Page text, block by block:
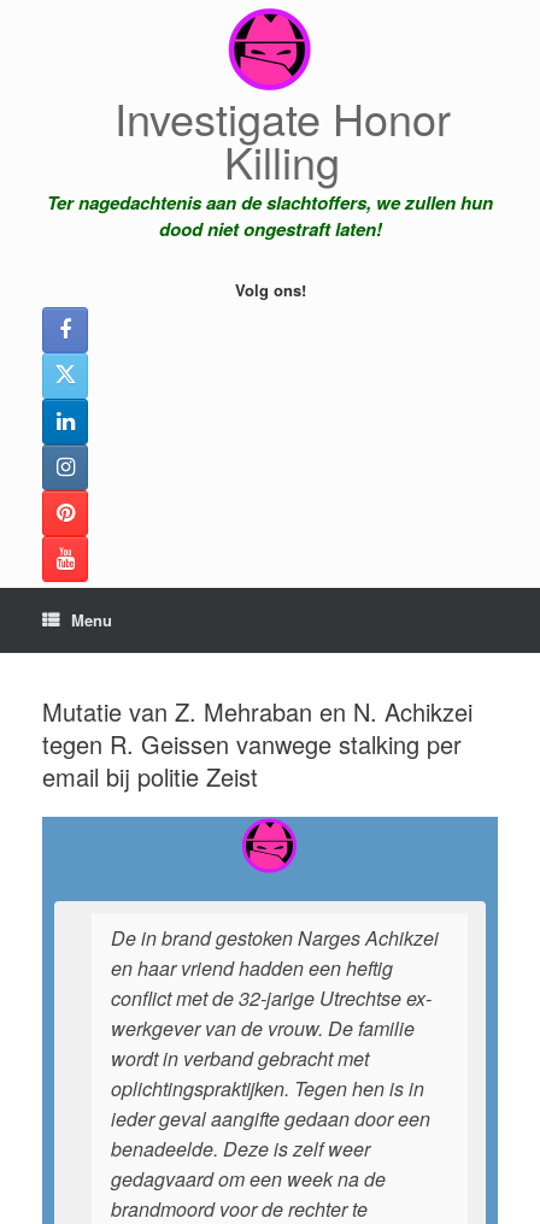
Investigate Honor
Killing
Ter nagedachtenis aan de slachtoffers, we zullen hun
dood niet ongestraft laten!
Volg ons!
Menu
Mutatie van Z. Mehraban en N. Achikzei
tegen R. Geissen vanwege stalking per
email bij politie Zeist
De in brand gestoken Narges Achikzei
en haar vriend hadden een heftig
conflict met de 32-jarige Utrechtse ex-
werkgever van de vrouw. De familie
wordt in verband gebracht met
oplichtingspraktijken. Tegen hen is in
ieder geval aangifte gedaan door een
benadeelde. Deze is zelf weer
gedagvaard om een week na de
brandmoord voor de rechter te